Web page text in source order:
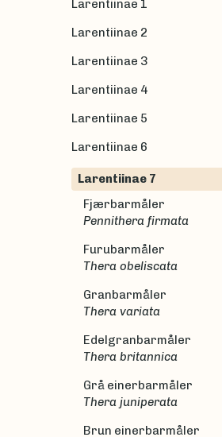
Larentiinae 1
Larentiinae 2
Larentiinae 3
Larentiinae 4
Larentiinae 5
Larentiinae 6
Larentiinae 7
Fjærbarmåler
Pennithera firmata
Furubarmåler
Thera obeliscata
Granbarmåler
Thera variata
Edelgranbarmåler
Thera britannica
Grå einerbarmåler
Thera juniperata
Brun einerbarmåler